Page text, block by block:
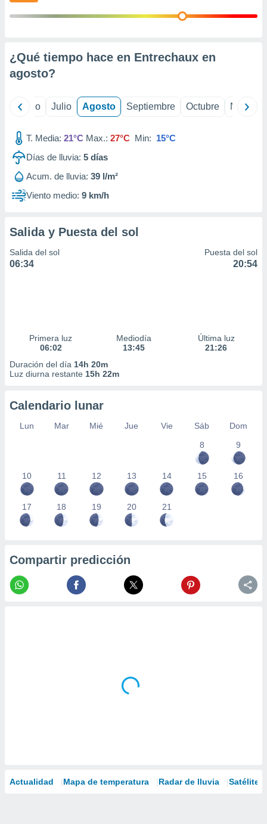
mediante
publicidad
publicidad
1199
¿Qué tiempo hace en Entrechaux en
agosto?
Junio Julio Agosto Septiembre Octubre
T. Media: 21°C Max.: 27°C Min: 15°C
Días de lluvia: 5 días
Acum. de lluvia: 39 l/m²
Viento medio: 9 km/h
Salida y Puesta del sol
Salida del sol
06:34
Puesta del sol
20:54
Primera luz
06:02
Mediodía
13:45
Última luz
21:26
Duración del día 14h 20m
Luz diurna restante 15h 22m
Calendario lunar
Lun Mar Mié Jue Vie Sáb
Dom
8
9
10 11 12 13 14 15 16
17 18 19 20 21
Compartir predicción
Actualidad Mapa de temperatura Radar de lluvia Satélites